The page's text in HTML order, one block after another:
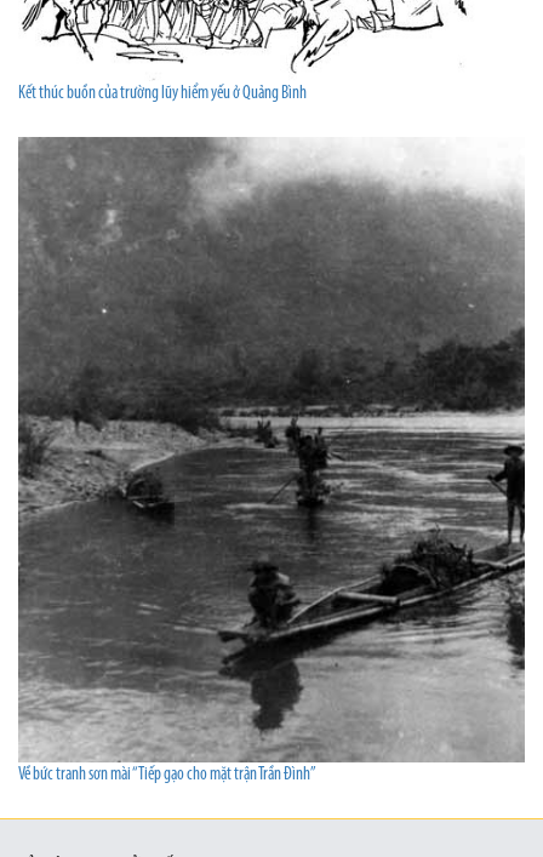
Kết thúc buồn của trường lũy hiểm yếu ở Quảng Bình
Về bức tranh sơn mài “Tiếp gạo cho mặt trận Trần Đình”